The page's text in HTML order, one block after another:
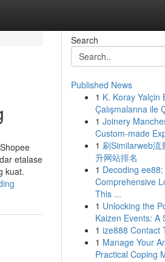
etalase
kuat.
Search
Published News
1 K. Koray Yalçin
Çalışmalarına ile
1 Joinery
Custom-made
1 刷Similarweb流
升网站排名
1 Decoding ee88:
Comprehensive
This ...
1 Unlocking the
Kaizen Events: A
1 ize888 Contact
1 Manage Your
Practical Coping